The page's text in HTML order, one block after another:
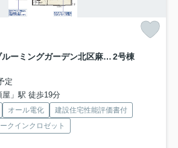
仲介手〇料不要 ブルーミングガーデン北区麻生田３丁目【麻生田小・清水中】 2号棟
定
屋」駅 徒歩19分
オール電化
建設住宅性能評価書付
クインクロゼット